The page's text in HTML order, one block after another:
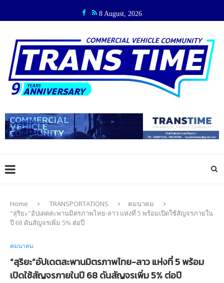
8 August, 2026
Home TRANSPORTATIONS คมนาคม
“สุริยะ”อัปเดตสะพานมิตรภาพไทย-ลาว แห่งที่ 5 พร้อมเปิดใช้สัญจรภายใน
ปี 68 ดันสัญจรเพิ่ม 5% ต่อปี
คมนาคม
“สุริยะ”อัปเดตสะพานมิตรภาพไทย-ลาว แห่งที่ 5 พร้อม
เปิดใช้สัญจรภายในปี 68 ดันสัญจรเพิ่ม 5% ต่อปี